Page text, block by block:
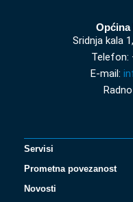
Općina
Sridnja kala
Telefon:
E-mail:
Servisi
Prometna povezanost
Novosti